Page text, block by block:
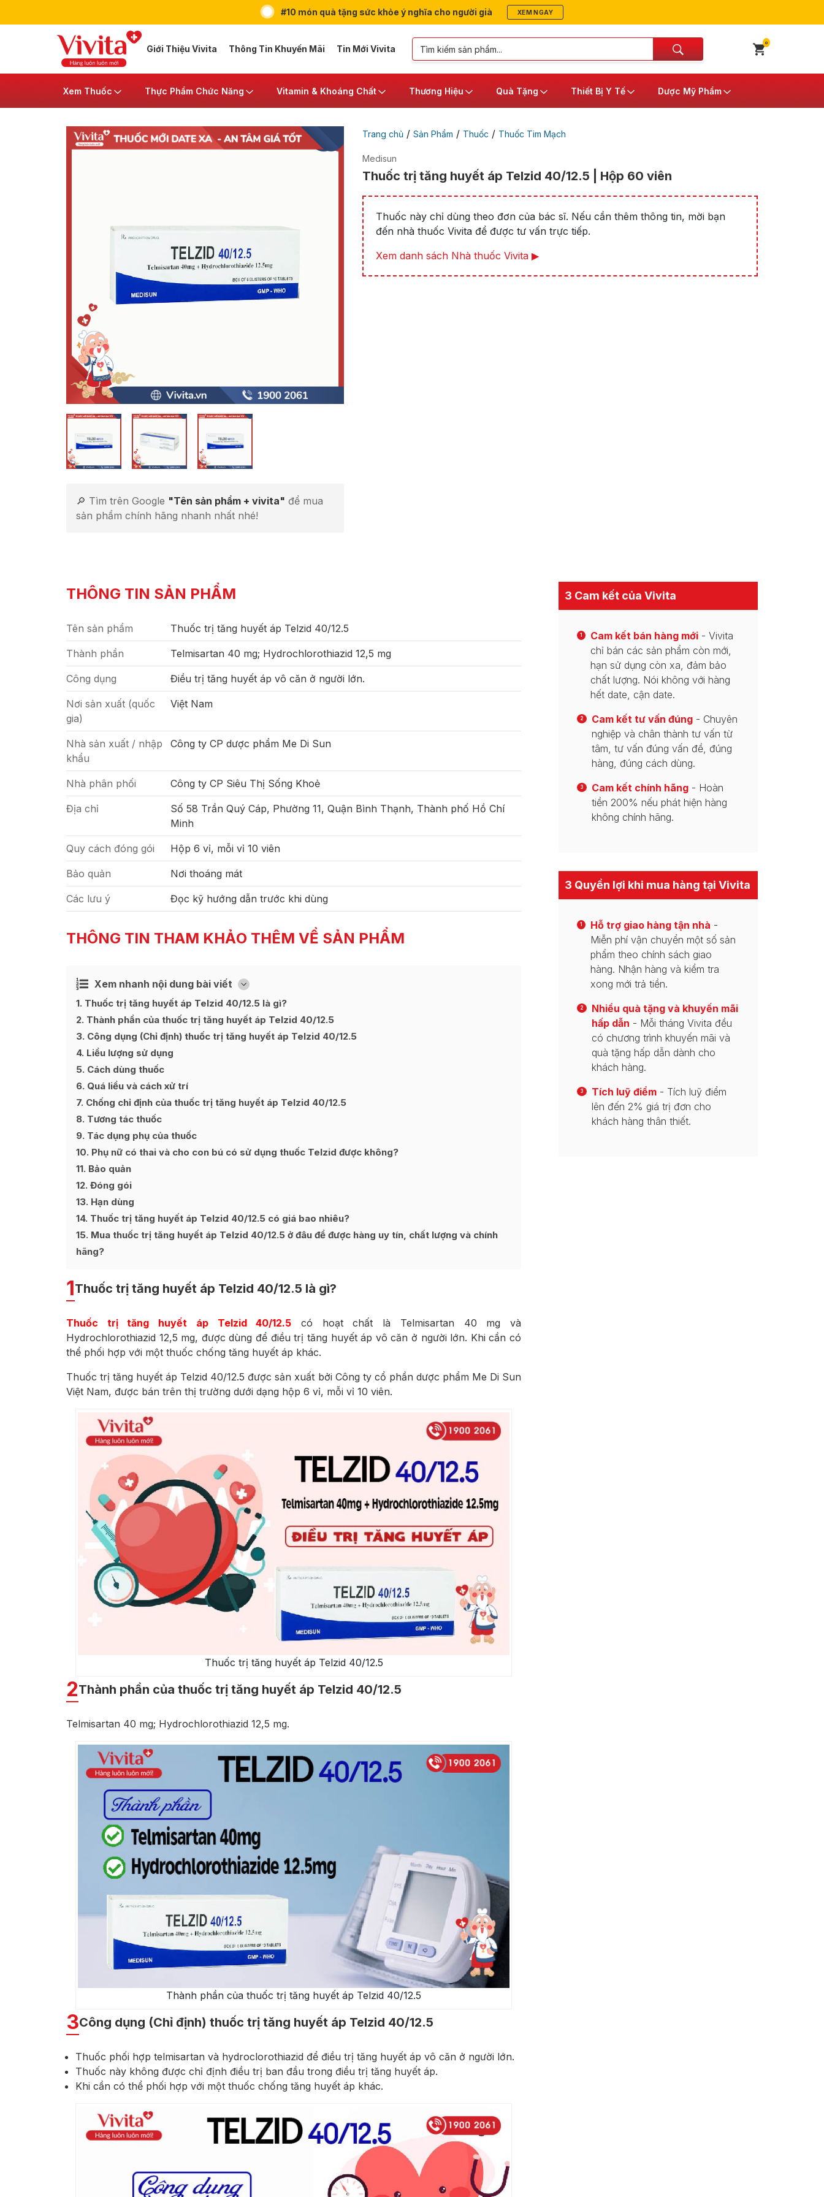
#10 món quà tặng sức khỏe ý nghĩa cho người già XEM NGAY
Giới Thiệu Vivita Thông Tin Khuyến Mãi Tin Mới Vivita
0
Xem Thuốc Thực Phẩm Chức Năng Vitamin & Khoáng Chất Thương Hiệu Quà Tặng Thiết Bị Y Tế Dược Mỹ Phẩm
🔎 Tìm trên Google "Tên sản phẩm + vivita" để mua
sản phẩm chính hãng nhanh nhất nhé!
Trang chủ/ Sản Phẩm / Thuốc / Thuốc Tim Mạch
Medisun
Thuốc trị tăng huyết áp Telzid 40/12.5 | Hộp 60 viên
Thuốc này chỉ dùng theo đơn của bác sĩ. Nếu cần thêm thông tin, mời bạn
đến nhà thuốc Vivita để được tư vấn trực tiếp.
Xem danh sách Nhà thuốc Vivita ▶
THÔNG TIN SẢN PHẨM
Tên sản phẩm Thuốc trị tăng huyết áp Telzid 40/12.5
Thành phần Telmisartan 40 mg; Hydrochlorothiazid 12,5 mg
Công dụng Điều trị tăng huyết áp vô căn ở người lớn.
Nơi sản xuất (quốc
gia)
Việt Nam
Nhà sản xuất / nhập
khẩu
Công ty CP dược phẩm Me Di Sun
Nhà phân phối Công ty CP Siêu Thị Sống Khoẻ
Địa chỉ
Số 58 Trần Quý Cáp, Phường 11, Quận Bình Thạnh, Thành phố Hồ Chí
Minh
Quy cách đóng gói Hộp 6 vỉ, mỗi vỉ 10 viên
Bảo quản Nơi thoáng mát
Các lưu ý Đọc kỹ hướng dẫn trước khi dùng
THÔNG TIN THAM KHẢO THÊM VỀ SẢN PHẨM
Xem nhanh nội dung bài viết [
Ẩn
1 Thuốc trị tăng huyết áp Telzid 40/12.5 là gì?
2 Thành phần của thuốc trị tăng huyết áp Telzid 40/12.5
3 Công dụng (Chỉ định) thuốc trị tăng huyết áp Telzid 40/12.5
4 Liều lượng sử dụng
5 Cách dùng thuốc
6 Quá liều và cách xử trí
7 Chống chỉ định của thuốc trị tăng huyết áp Telzid 40/12.5
8 Tương tác thuốc
9 Tác dụng phụ của thuốc
10 Phụ nữ có thai và cho con bú có sử dụng thuốc Telzid được không?
11 Bảo quản
12 Đóng gói
13 Hạn dùng
14 Thuốc trị tăng huyết áp Telzid 40/12.5 có giá bao nhiêu?
15 Mua thuốc trị tăng huyết áp Telzid 40/12.5 ở đâu để được hàng uy tín, chất lượng và chính
hãng?
1Thuốc trị tăng huyết áp Telzid 40/12.5 là gì?
Thuốc trị tăng huyết áp Telzid 40/12.5 có hoạt chất là Telmisartan 40 mg và
Hydrochlorothiazid 12,5 mg, được dùng để điều trị tăng huyết áp vô căn ở người lớn. Khi cần có
thể phối hợp với một thuốc chống tăng huyết áp khác.
Thuốc trị tăng huyết áp Telzid 40/12.5 được sản xuất bởi Công ty cổ phần dược phẩm Me Di Sun
Việt Nam, được bán trên thị trường dưới dạng hộp 6 vỉ, mỗi vỉ 10 viên.
Thuốc trị tăng huyết áp Telzid 40/12.5
2Thành phần của thuốc trị tăng huyết áp Telzid 40/12.5
Telmisartan 40 mg; Hydrochlorothiazid 12,5 mg.
Thành phần của thuốc trị tăng huyết áp Telzid 40/12.5
3Công dụng (Chỉ định) thuốc trị tăng huyết áp Telzid 40/12.5
Thuốc phối hợp telmisartan và hydroclorothiazid để điều trị tăng huyết áp vô căn ở người lớn.
Thuốc này không được chỉ định điều trị ban đầu trong điều trị tăng huyết áp.
Khi cần có thể phối hợp với một thuốc chống tăng huyết áp khác.
3 Cam kết của Vivita
1 Cam kết bán hàng mới - Vivita
chỉ bán các sản phẩm còn mới,
hạn sử dụng còn xa, đảm bảo
chất lượng. Nói không với hàng
hết date, cận date.
2 Cam kết tư vấn đúng - Chuyên
nghiệp và chân thành tư vấn từ
tâm, tư vấn đúng vấn đề, đúng
hàng, đúng cách dùng.
3 Cam kết chính hãng - Hoàn
tiền 200% nếu phát hiện hàng
không chính hãng.
3 Quyền lợi khi mua hàng tại Vivita
1 Hỗ trợ giao hàng tận nhà -
Miễn phí vận chuyển một số sản
phẩm theo chính sách giao
hàng. Nhận hàng và kiểm tra
xong mới trả tiền.
2
Nhiều quà tặng và khuyến mãi
hấp dẫn - Mỗi tháng Vivita đều
có chương trình khuyến mãi và
quà tặng hấp dẫn dành cho
khách hàng.
3 Tích luỹ điểm - Tích luỹ điểm
lên đến 2% giá trị đơn cho
khách hàng thân thiết.